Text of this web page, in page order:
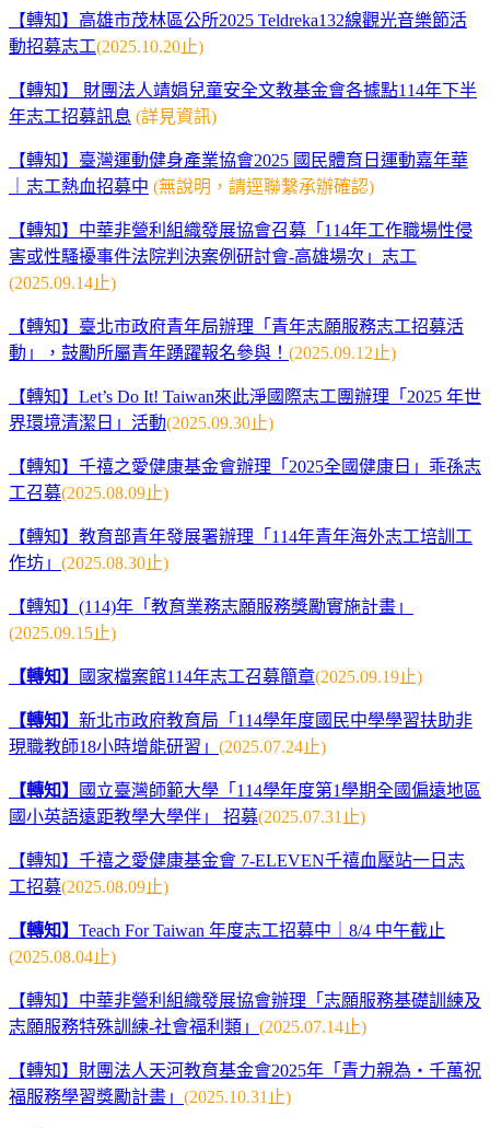
【轉知】高雄市茂林區公所2025 Teldreka132線觀光音樂節活
動招募志工(2025.10.20止)
【轉知】 財團法人靖娟兒童安全文教基金會各據點114年下半
年志工招募訊息 (詳見資訊)
【轉知】臺灣運動健身產業協會2025 國民體育日運動嘉年華
｜志工熱血招募中 (無說明，請逕聯繫承辦確認)
【轉知】中華非營利組織發展協會召募「114年工作職場性侵
害或性騷擾事件法院判決案例研討會-高雄場次」志工
(2025.09.14止)
【轉知】臺北市政府青年局辦理「青年志願服務志工招募活
動」，鼓勵所屬青年踴躍報名參與！ (2025.09.12止)
【轉知】Let’s Do It! Taiwan來此淨國際志工團辦理「2025 年世
界環境清潔日」活動(2025.09.30止)
【轉知】千禧之愛健康基金會辦理「2025全國健康日」乖孫志
工召募(2025.08.09止)
【轉知】教育部青年發展署辦理「114年青年海外志工培訓工
作坊」 (2025.08.30止)
【轉知】(114)年「教育業務志願服務獎勵實施計畫」
(2025.09.15止)
【轉知】 國家檔案館114年志工召募簡章(2025.09.19止)
【轉知】 新北市政府教育局「114學年度國民中學學習扶助非
現職教師18小時增能研習」 (2025.07.24止)
【轉知】
國立臺灣師範大學「114學年度第1學期全國偏遠地區
國小英語遠距教學大學伴」 招募(2025.07.31止)
【轉知】千禧之愛健康基金會 7-ELEVEN千禧血壓站一日志
工招募(2025.08.09止)
【轉知】 Teach For Taiwan 年度志工招募中｜8/4 中午截止
(2025.08.04止)
【轉知】中華非營利組織發展協會辦理「志願服務基礎訓練及
志願服務特殊訓練-社會福利類」 (2025.07.14止)
【轉知】財團法人天河教育基金會2025年「青力親為‧千萬祝
福服務學習獎勵計畫」 (2025.10.31止)